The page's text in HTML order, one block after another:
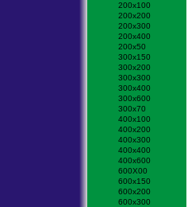
200x100
200x200
200x300
200x400
200x50
300x150
300x200
300x300
300x400
300x600
300x70
400x100
400x200
400x300
400x400
400x600
600X00
600x150
600x200
600x300